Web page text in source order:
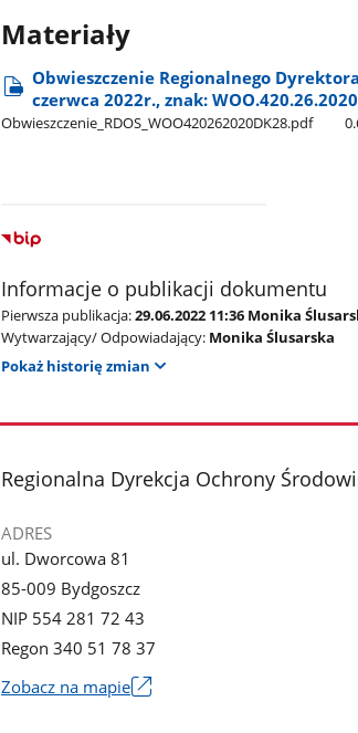
Materiały
Obwieszczenie Regionalnego
czerwca 2022r., znak:
Obwieszczenie​_RDOS​_WOO420262020DK28.pdf
Informacje o publikacji dokumentu
Pierwsza publikacja:29.06.2022 11:36 Monika
Wytwarzający/ Odpowiadający: Monika Ślusarska
Pokaż historię zmian
stopka
Regionalna Dyrekcja Ochrony
ADRES
ul. Dworcowa 81
85-009 Bydgoszcz
NIP 554 281 72 43
Regon 340 51 78 37
Zobacz na mapie